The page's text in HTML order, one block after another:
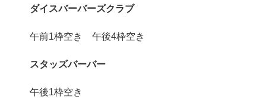
ダイ スバーバーズクラブ
午前1枠空き 午後4枠空き
スタッズバーバー
午後1枠空き